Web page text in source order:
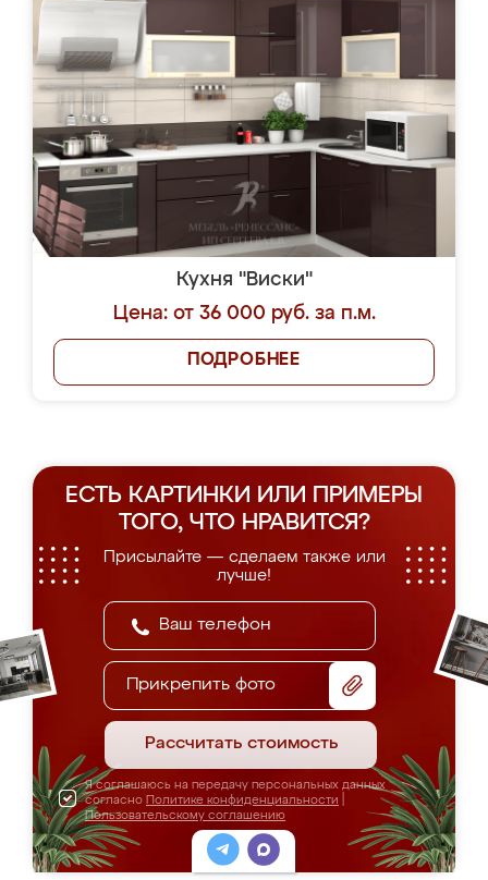
Кухня "Виски"
Цена: от 36 000 руб. за п.м.
ПОДРОБНЕЕ
ЕСТЬ КАРТИНКИ ИЛИ ПРИМЕРЫ
ТОГО, ЧТО НРАВИТСЯ?
Присылайте — сделаем также или
лучше!
Прикрепить фото
Рассчитать стоимость
Я соглашаюсь на передачу персональных данных
согласно Политике конфиденциальности
Пользовательскому соглашению